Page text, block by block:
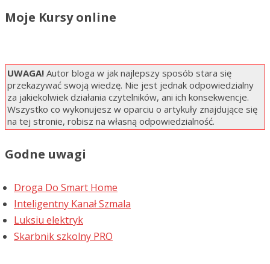
Moje Kursy online
UWAGA! Autor bloga w jak najlepszy sposób stara się
przekazywać swoją wiedzę. Nie jest jednak odpowiedzialny
za jakiekolwiek działania czytelników, ani ich konsekwencje.
Wszystko co wykonujesz w oparciu o artykuły znajdujące się
na tej stronie, robisz na własną odpowiedzialność.
Godne uwagi
Droga Do Smart Home
Inteligentny Kanał Szmala
Luksiu elektryk
Skarbnik szkolny PRO